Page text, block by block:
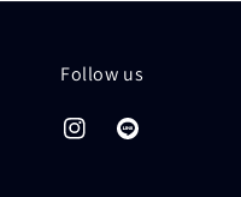
Follow us